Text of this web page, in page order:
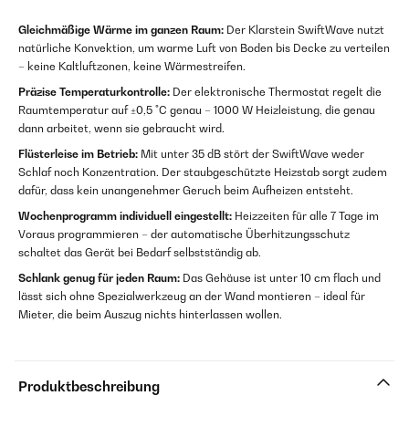
Gleichmäßige Wärme im ganzen Raum: Der Klarstein SwiftWave nutzt
natürliche Konvektion, um warme Luft von Boden bis Decke zu verteilen
– keine Kaltluftzonen, keine Wärmestreifen.
Präzise Temperaturkontrolle: Der elektronische Thermostat regelt die
Raumtemperatur auf ±0,5 °C genau – 1000 W Heizleistung, die genau
dann arbeitet, wenn sie gebraucht wird.
Flüsterleise im Betrieb: Mit unter 35 dB stört der SwiftWave weder
Schlaf noch Konzentration. Der staubgeschützte Heizstab sorgt zudem
dafür, dass kein unangenehmer Geruch beim Aufheizen entsteht.
Wochenprogramm individuell eingestellt: Heizzeiten für alle 7 Tage im
Voraus programmieren – der automatische Überhitzungsschutz
schaltet das Gerät bei Bedarf selbstständig ab.
Schlank genug für jeden Raum: Das Gehäuse ist unter 10 cm flach und
lässt sich ohne Spezialwerkzeug an der Wand montieren – ideal für
Mieter, die beim Auszug nichts hinterlassen wollen.
Produktbeschreibung